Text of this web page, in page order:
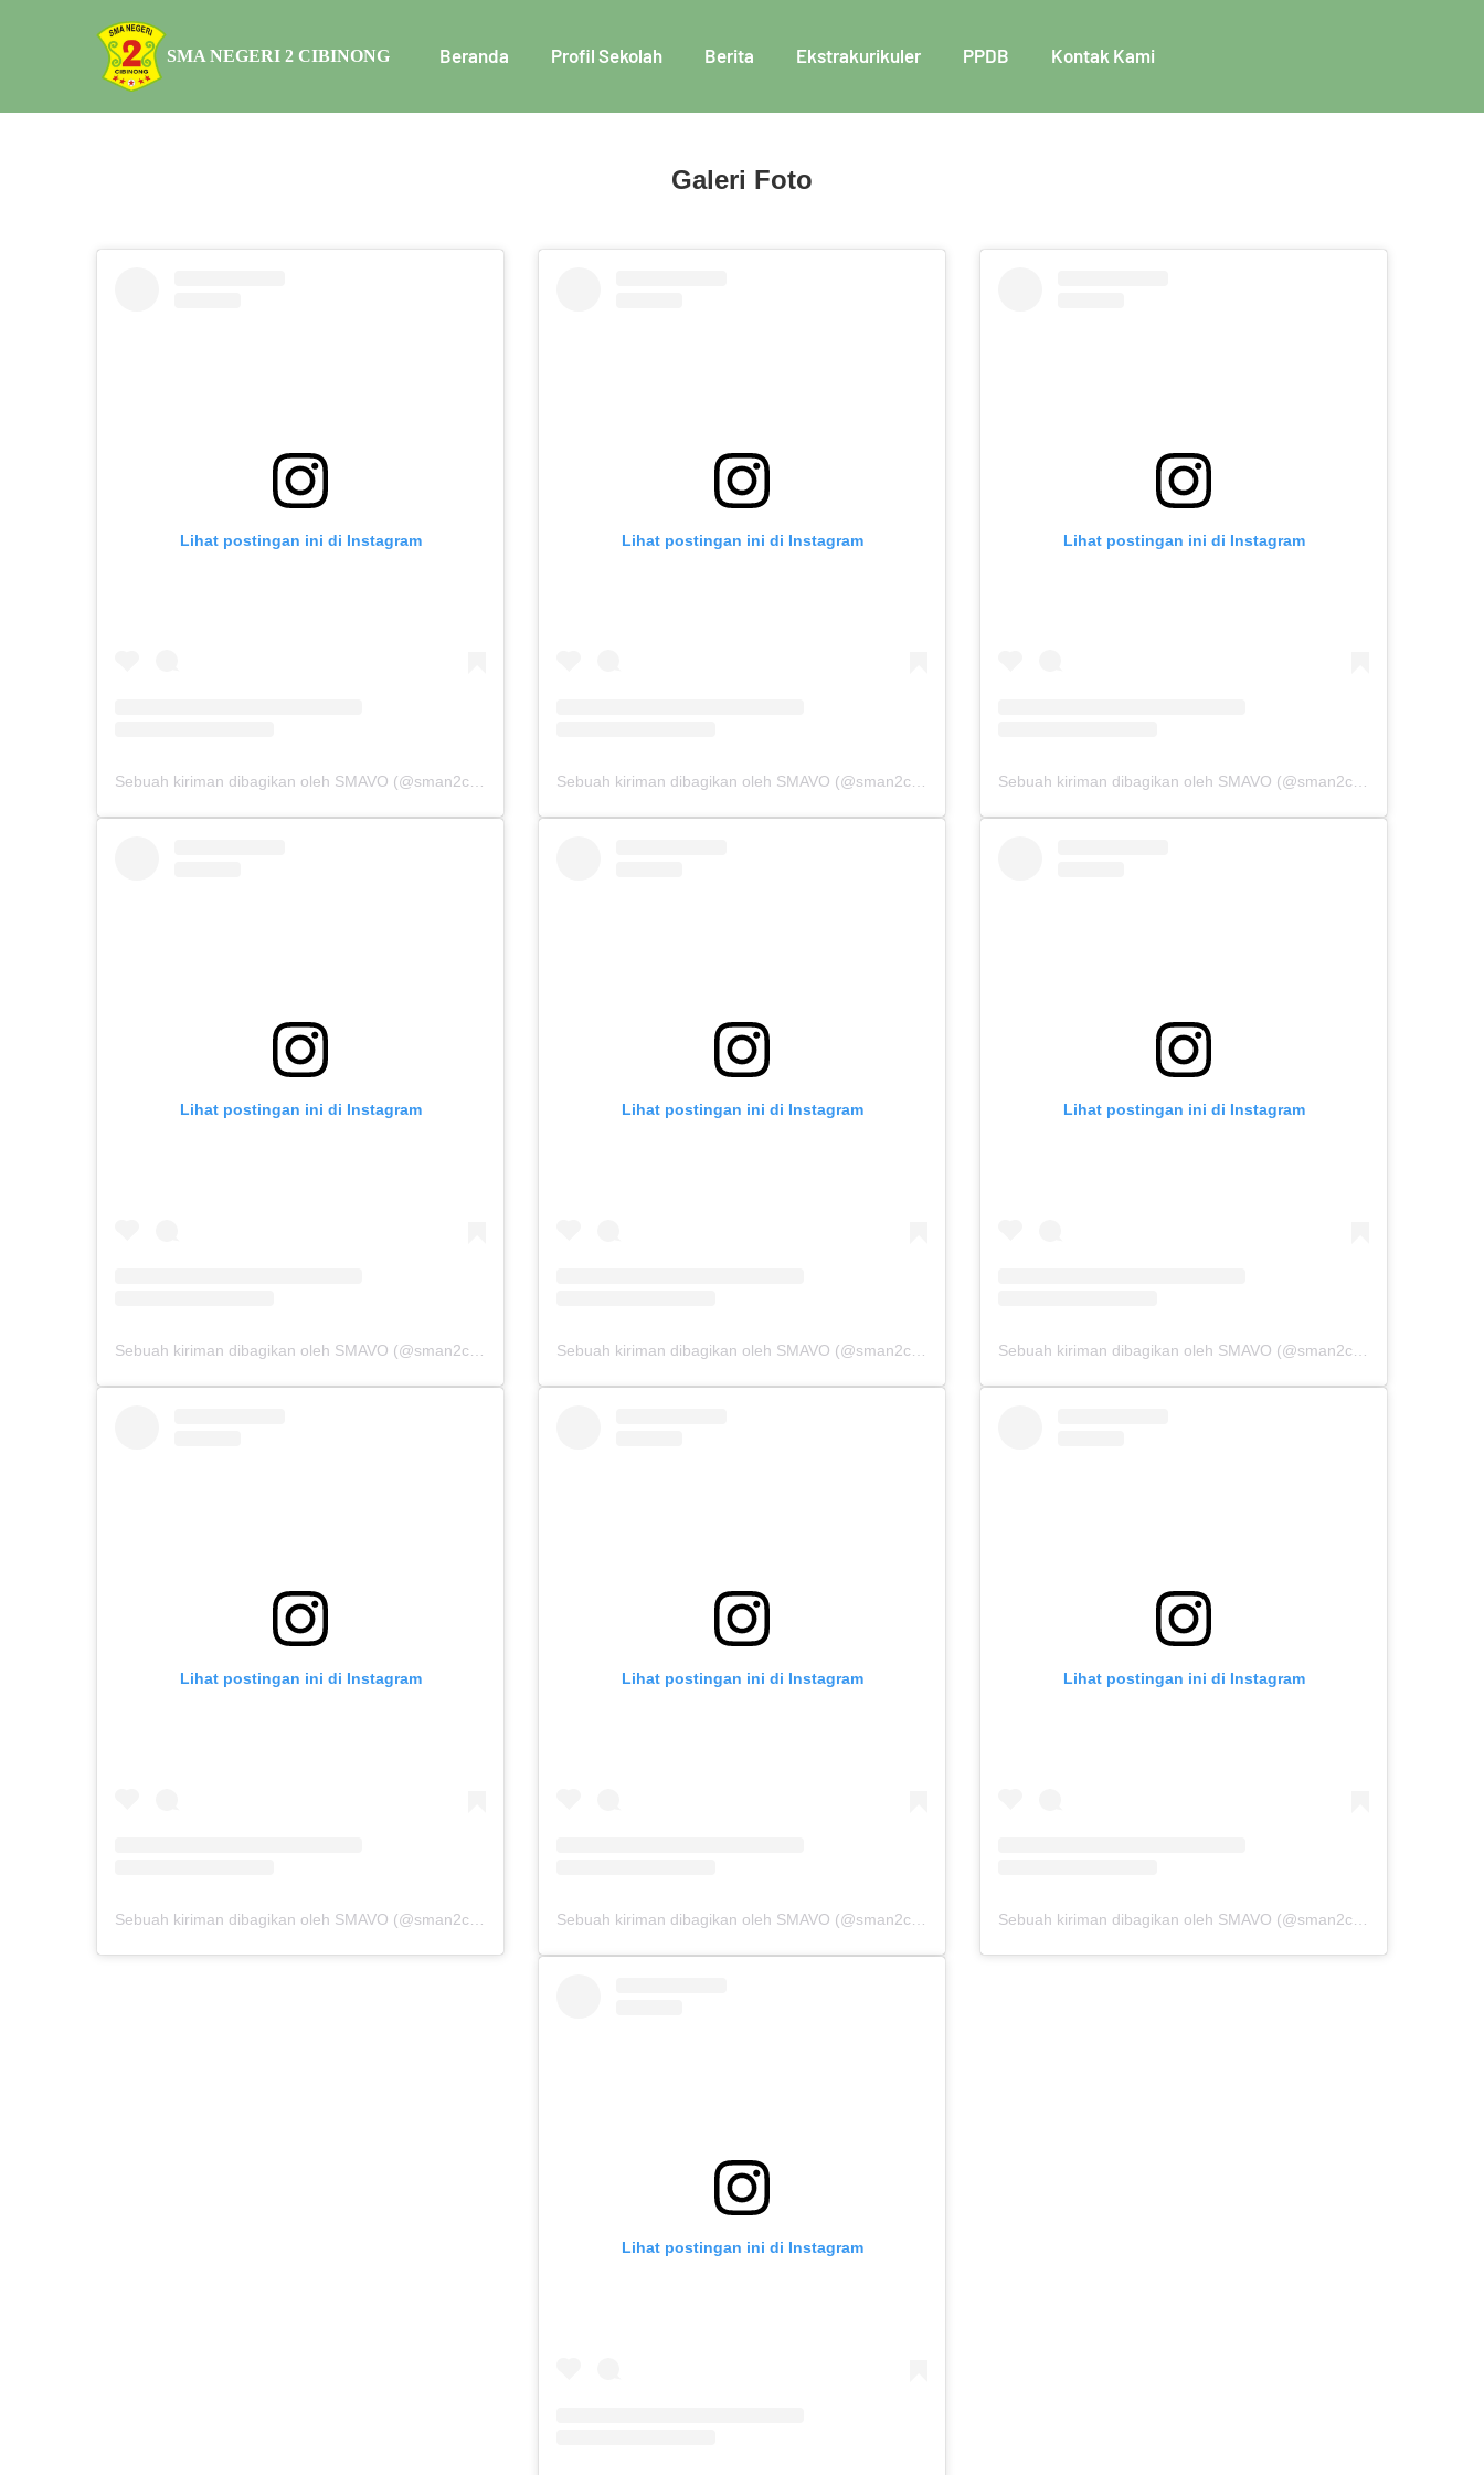
SMA NEGERI 2 CIBINONG Beranda Profil Sekolah Berita Ekstrakurikuler PPDB Kontak Kami
Galeri Foto
Lihat postingan ini di Instagram Lihat postingan ini di Instagram Lihat postingan ini di Instagram
Lihat postingan ini di Instagram
Sebuah kiriman dibagikan oleh SMAVO (@sman2cibinong)
Lihat postingan ini di Instagram
Sebuah kiriman dibagikan oleh SMAVO (@sman2cibinong)
Lihat postingan ini di Instagram
Sebuah kiriman dibagikan oleh SMAVO (@sman2cibinong)
Lihat postingan ini di Instagram
Sebuah kiriman dibagikan oleh SMAVO (@sman2cibinong)
Lihat postingan ini di Instagram
Sebuah kiriman dibagikan oleh SMAVO (@sman2cibinong)
Lihat postingan ini di Instagram
Sebuah kiriman dibagikan oleh SMAVO (@sman2cibinong)
Lihat postingan ini di Instagram